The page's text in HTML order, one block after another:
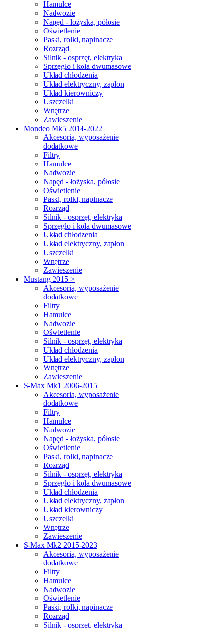
Hamulce
Nadwozie
Napęd - łożyska, półosie
Oświetlenie
Paski, rolki, napinacze
Rozrząd
Silnik - osprzęt, elektryka
Sprzęgło i koła dwumasowe
Układ chłodzenia
Układ elektryczny, zapłon
Układ kierowniczy
Uszczelki
Wnętrze
Zawieszenie
Mondeo Mk5 2014-2022
Akcesoria, wyposażenie
dodatkowe
Filtry
Hamulce
Nadwozie
Napęd - łożyska, półosie
Oświetlenie
Paski, rolki, napinacze
Rozrząd
Silnik - osprzęt, elektryka
Sprzęgło i koła dwumasowe
Układ chłodzenia
Układ elektryczny, zapłon
Uszczelki
Wnętrze
Zawieszenie
Mustang 2015 >
Akcesoria, wyposażenie
dodatkowe
Filtry
Hamulce
Nadwozie
Oświetlenie
Silnik - osprzęt, elektryka
Układ chłodzenia
Układ elektryczny, zapłon
Wnętrze
Zawieszenie
S-Max Mk1 2006-2015
Akcesoria, wyposażenie
dodatkowe
Filtry
Hamulce
Nadwozie
Napęd - łożyska, półosie
Oświetlenie
Paski, rolki, napinacze
Rozrząd
Silnik - osprzęt, elektryka
Sprzęgło i koła dwumasowe
Układ chłodzenia
Układ elektryczny, zapłon
Układ kierowniczy
Uszczelki
Wnętrze
Zawieszenie
S-Max Mk2 2015-2023
Akcesoria, wyposażenie
dodatkowe
Filtry
Hamulce
Nadwozie
Oświetlenie
Paski, rolki, napinacze
Rozrząd
Silnik - osprzęt, elektryka